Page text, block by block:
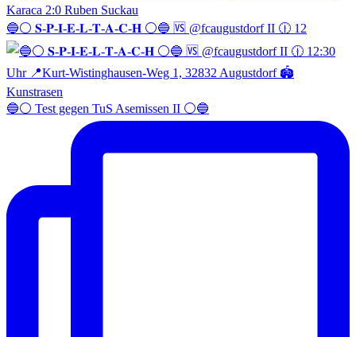
🔵⚪️ 𝐒-𝐏-𝐈-𝐄-𝐋-𝐓-𝐀-𝐂-𝐇 ⚪️🔵 🆚 @fcaugustdorf II 🕧 12
🔵⚪️ Test gegen TuS Asemissen II ⚪️🔵